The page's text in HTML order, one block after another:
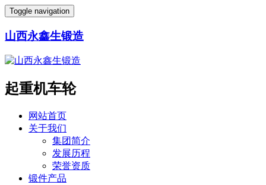
Toggle navigation
山西永鑫生锻造
起重机车轮
网站首页
关于我们
集团简介
发展历程
荣誉资质
锻件产品